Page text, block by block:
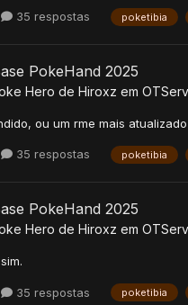
35 respostas poketibia
PokeHand 2025
Hero de Hiroxz em
ou um rme mais
35 respostas poketibia
PokeHand 2025
Hero de Hiroxz em
35 respostas poketibia